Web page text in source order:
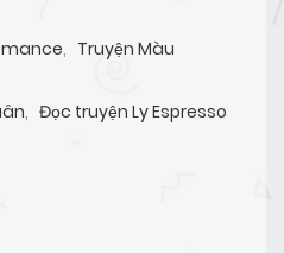
, Truyện Màu
, Đọc truyện Ly Espresso